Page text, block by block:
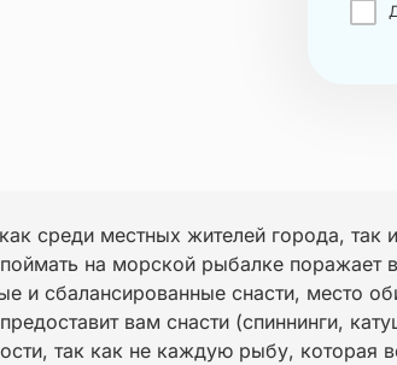
среди местных жителей города, так
на морской рыбалке
и сбалансированные снасти, место
вам снасти (спиннинги,
так как не каждую рыбу,